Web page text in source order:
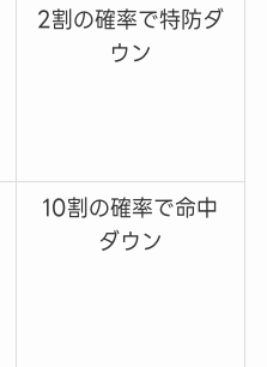
2割の確率で特防ダ
ウン
10割の確率で命中
ダウン